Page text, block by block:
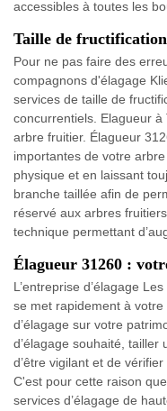
accessibles à toutes les
Taille de
Pour ne pas faire des
compagnons d'élagage
services de taille de
concurrentiels. Elagueur
arbre fruitier. Élagueur
importantes de votre
physique et en laissant
branche taillée afin de
réservé aux arbres
technique permettant
Élagueur 31260 :
L’entreprise d’élagage
se met rapidement à
d’élagage sur votre
d’élagage souhaité, tailler
d’être vigilant et de
C'est pour cette raison
services d’élagage de